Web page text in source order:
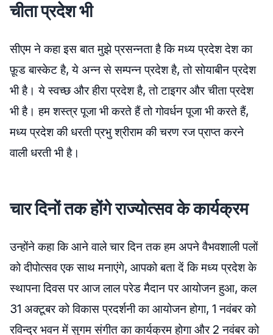
चीता प्रदेश भी
सीएम ने कहा इस बात मुझे प्रसन्नता है कि मध्य प्रदेश देश का
फ़ूड बास्केट है, ये अन्न से सम्पन्न प्रदेश है, तो सोयाबीन प्रदेश
भी है। ये स्वच्छ और हीरा प्रदेश है, तो टाइगर और चीता प्रदेश
भी है। हम शस्त्र पूजा भी करते हैं तो गोवर्धन पूजा भी करते हैं,
मध्य प्रदेश की धरती प्रभु श्रीराम की चरण रज प्राप्त करने
वाली धरती भी है।
चार दिनों तक होंगे राज्योत्सव के कार्यक्रम
उन्होंने कहा कि आने वाले चार दिन तक हम अपने वैभवशाली पलों
को दीपोत्सव एक साथ मनाएंगे, आपको बता दें कि मध्य प्रदेश के
स्थापना दिवस पर आज लाल परेड मैदान पर आयोजन हुआ, कल
31 अक्टूबर को विकास प्रदर्शनी का आयोजन होगा, 1 नवंबर को
रविन्द्र भवन में सुगम संगीत का कार्यक्रम होगा और 2 नवंबर को